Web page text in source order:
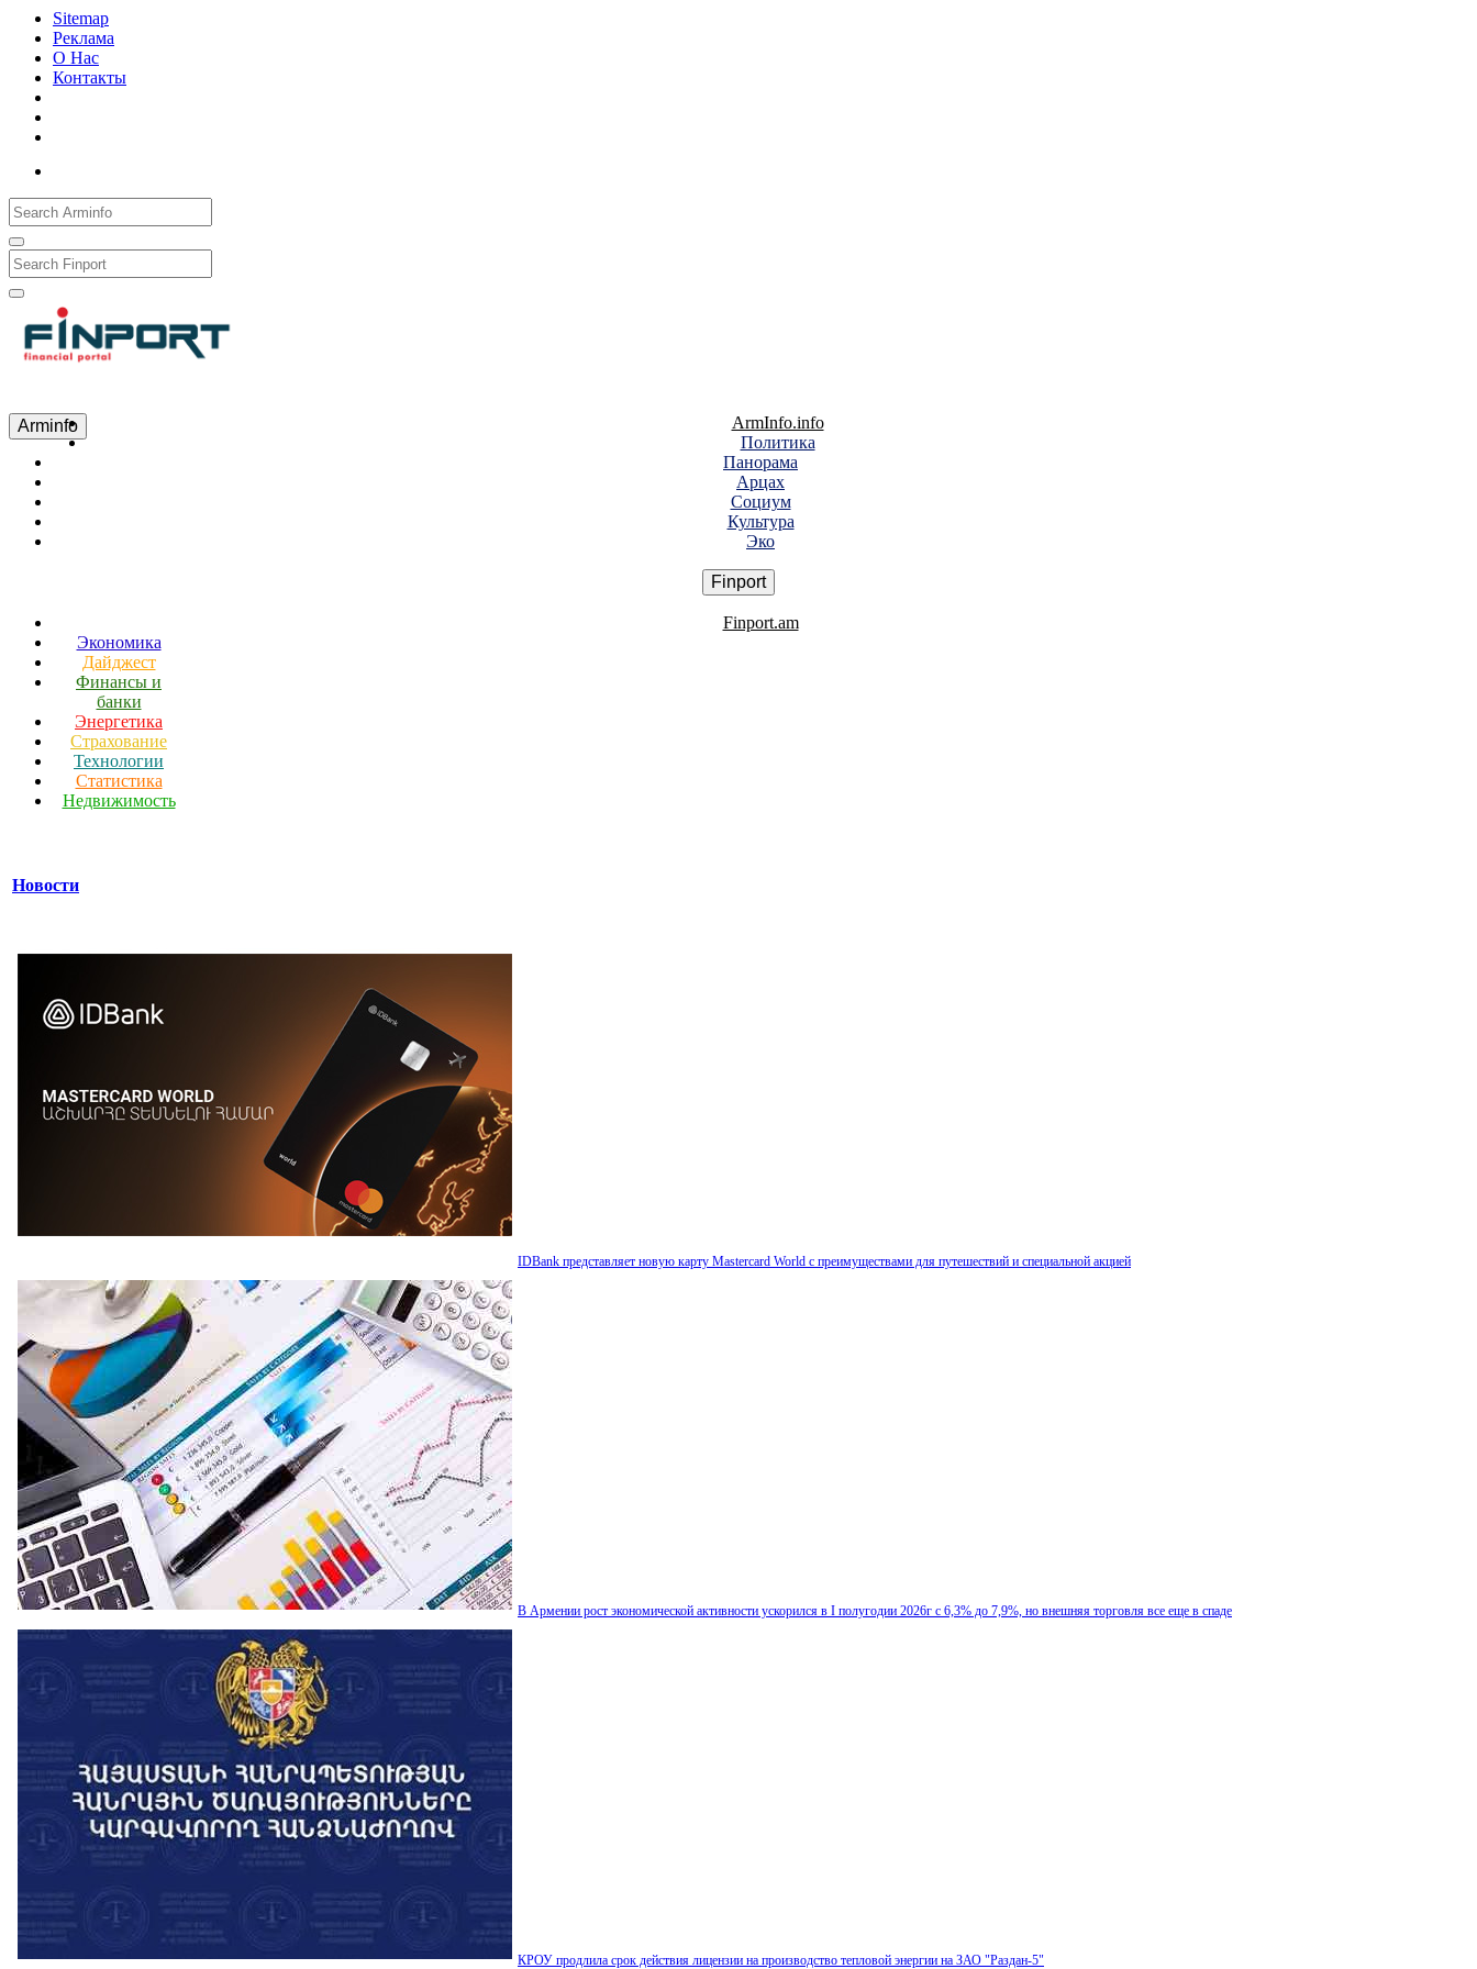
Sitemap
Реклама
О Нас
Контакты
Arminfo
ArmInfo.info
Политика
Панорама
Арцах
Социум
Культура
Эко
Finport
Finport.am
Экономика
Дайджест
Финансы и
банки
Энергетика
Страхование
Технологии
Статистика
Недвижимость
Новости
IDBank представляет новую карту Mastercard World с преимуществами для путешествий и специальной акцией
В Армении рост экономической активности ускорился в I полугодии 2026г с 6,3% до 7,9%, но внешняя торговля все еще в спаде
КРОУ продлила срок действия лицензии на производство тепловой энергии на ЗАО "Раздан-5"